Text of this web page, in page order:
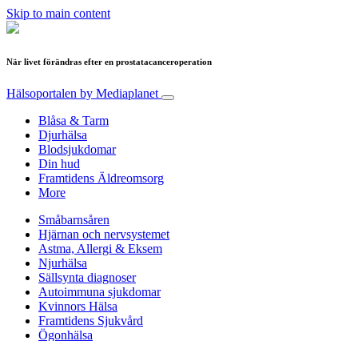
Skip to main content
När livet förändras efter en prostatacanceroperation
Hälsoportalen by Mediaplanet
Blåsa & Tarm
Djurhälsa
Blodsjukdomar
Din hud
Framtidens Äldreomsorg
More
Småbarnsåren
Hjärnan och nervsystemet
Astma, Allergi & Eksem
Njurhälsa
Sällsynta diagnoser
Autoimmuna sjukdomar
Kvinnors Hälsa
Framtidens Sjukvård
Ögonhälsa